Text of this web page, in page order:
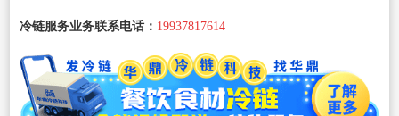
冷链服务业务联系电话： 19937817614